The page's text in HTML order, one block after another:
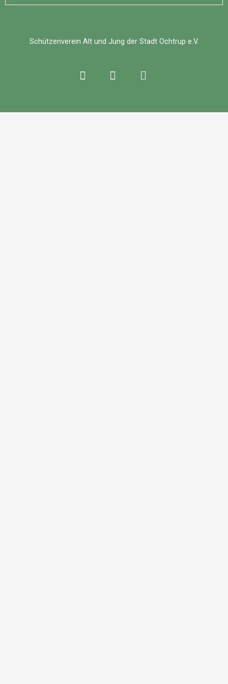
Schützenverein Alt und Jung der Stadt Ochtrup e.V.